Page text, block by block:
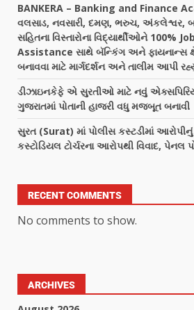
BANKERA – Banking and Finance
વલસાડ, નવસારી, દમણ, ભરુચ, અંકલેશ્વર,
સહિતના વિસ્તારોના વિદ્યાર્થીઓને 100%
Assistance સાથે બૅન્કિંગ અને ફાયનાન્સ
બનાવવા માટે માર્ગદર્શન અને તાલીમ આપી
ડીઝાઇનકેફે એ સુરતીઓ માટે નવું
ગુજરાતમાં પોતાની હાજરી વધુ મજબૂત બનાવી
સુરત (Surat) માં પોલીસ કસ્ટડીમાં આરોપીનું
કસ્ટોડિયલ ટોર્ચરના આરોપથી વિવાદ, પેનલ
RECENT COMMENTS
No comments to show.
ARCHIVES